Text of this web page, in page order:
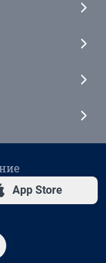
App Store